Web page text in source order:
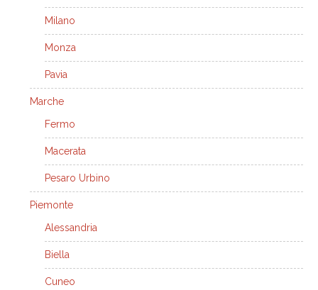
Milano
Monza
Pavia
Marche
Fermo
Macerata
Pesaro Urbino
Piemonte
Alessandria
Biella
Cuneo